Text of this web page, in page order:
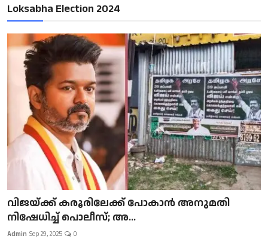
Loksabha Election 2024
വിജയ്ക്ക് കരൂരിലേക്ക് പോകാൻ അനുമതി
നിഷേധിച്ച് പൊലീസ്; അ...
Admin Sep 29, 2025 0